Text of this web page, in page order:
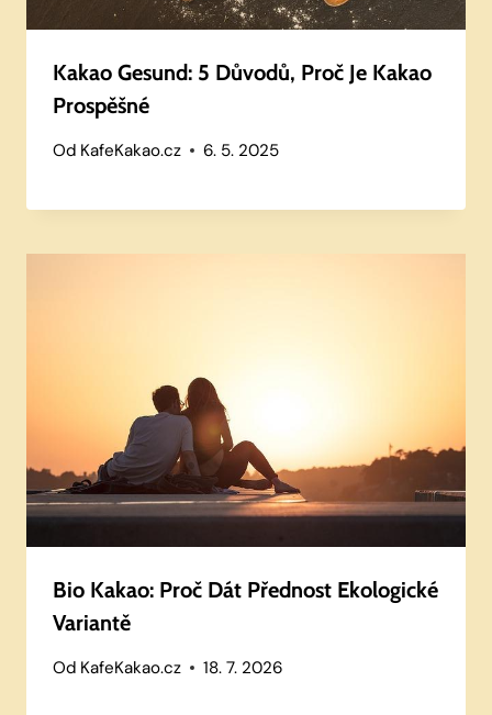
Kakao Gesund: 5 Důvodů, Proč Je Kakao
Prospěšné
Od KafeKakao.cz 6. 5. 2025
Bio Kakao: Proč Dát Přednost Ekologické
Variantě
Od KafeKakao.cz 18. 7. 2026